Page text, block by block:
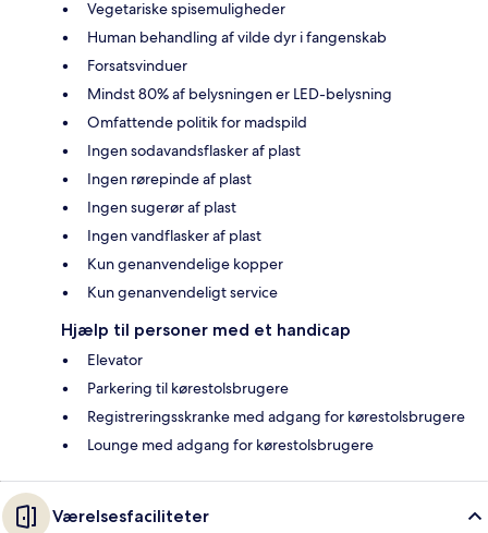
Vegetariske spisemuligheder
Human behandling af vilde dyr i fangenskab
Forsatsvinduer
Mindst 80% af belysningen er LED-belysning
Omfattende politik for madspild
Ingen sodavandsflasker af plast
Ingen rørepinde af plast
Ingen sugerør af plast
Ingen vandflasker af plast
Kun genanvendelige kopper
Kun genanvendeligt service
Hjælp til personer med et handicap
Elevator
Parkering til kørestolsbrugere
Registreringsskranke med adgang for kørestolsbrugere
Lounge med adgang for kørestolsbrugere
Værelsesfaciliteter